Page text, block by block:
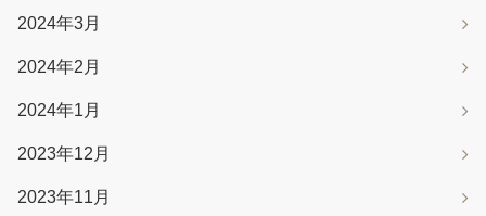
2024年3月
2024年2月
2024年1月
2023年12月
2023年11月